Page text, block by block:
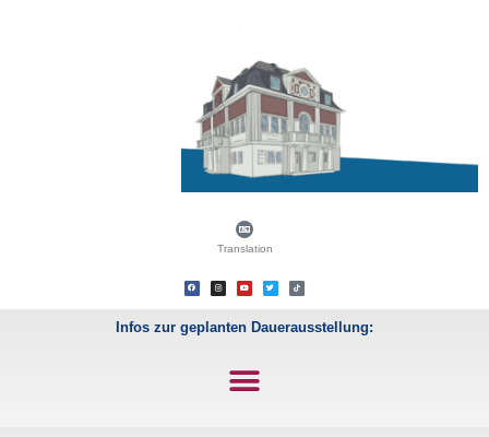
Translation
Infos zur geplanten Dauerausstellung: